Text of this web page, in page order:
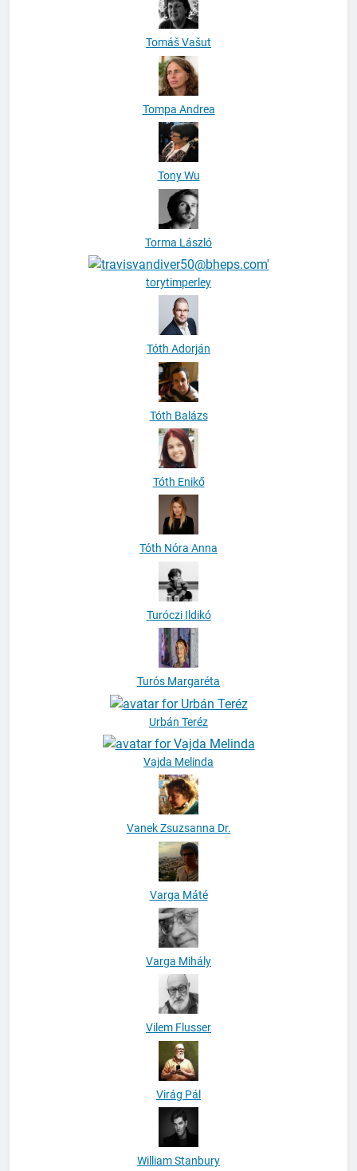
Tomáš Vašut
Tompa Andrea
Tony Wu
Torma László
torytimperley
Tóth Adorján
Tóth Balázs
Tóth Enikő
Tóth Nóra Anna
Turóczi Ildikó
Turós Margaréta
Urbán Teréz
Vajda Melinda
Vanek Zsuzsanna Dr.
Varga Máté
Varga Mihály
Vilem Flusser
Virág Pál
William Stanbury